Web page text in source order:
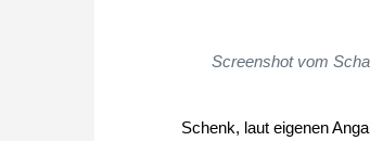
Screenshot vom
Schenk, laut eigenen